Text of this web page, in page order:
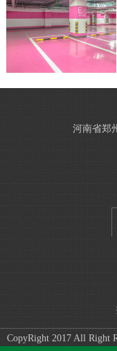
河南省郑
CopyRight 2017 All Right